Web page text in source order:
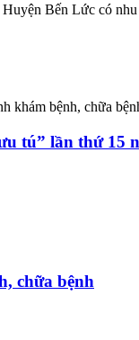
Bến Lức có
khám bệnh, chữa
tú” lần thứ 15
chữa bệnh